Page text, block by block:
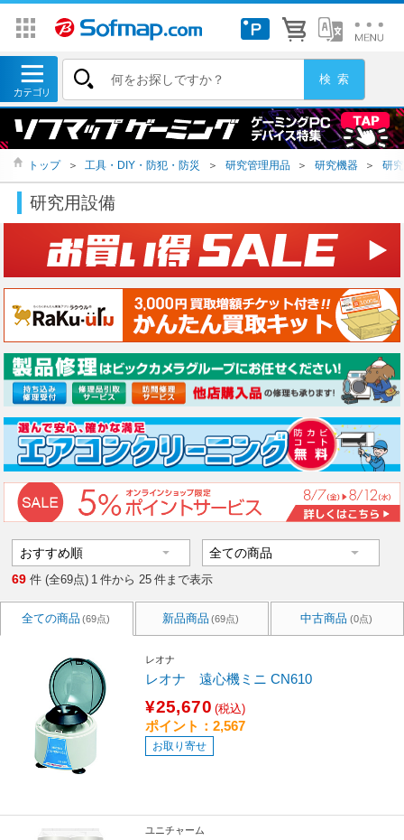
トップ ＞ 工具・DIY・防犯・防災 ＞ 研究管理用品 ＞ 研究機器 ＞ 研
研究用設備
69 件 (全69点) 1 件から 25 件まで表示
全ての商品 (69点) 新品商品 (69点) 中古商品 (0点)
レオナ
レオナ 遠心機ミニ CN610
¥25,670 (税込)
ポイント：2,567
お取り寄せ
ユニチャーム